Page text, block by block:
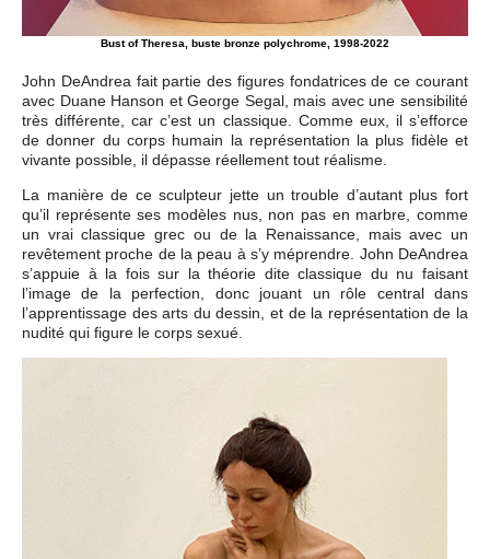
Bust of Theresa, buste bronze polychrome, 1998-2022
John DeAndrea fait partie des figures fondatrices de ce courant
avec Duane Hanson et George Segal, mais avec une sensibilité
très différente, car c’est un classique. Comme eux, il s’efforce
de donner du corps humain la représentation la plus fidèle et
vivante possible, il dépasse réellement tout réalisme.
La manière de ce sculpteur jette un trouble d’autant plus fort
qu’il représente ses modèles nus, non pas en marbre, comme
un vrai classique grec ou de la Renaissance, mais avec un
revêtement proche de la peau à s’y méprendre. John DeAndrea
s’appuie à la fois sur la théorie dite classique du nu faisant
l’image de la perfection, donc jouant un rôle central dans
l’apprentissage des arts du dessin, et de la représentation de la
nudité qui figure le corps sexué.